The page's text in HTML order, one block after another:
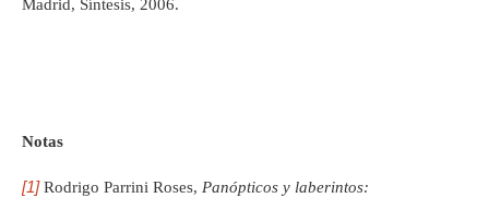
Madrid, Síntesis, 2006.
Notas
[1]Rodrigo Parrini Roses, Panópticos y laberintos: